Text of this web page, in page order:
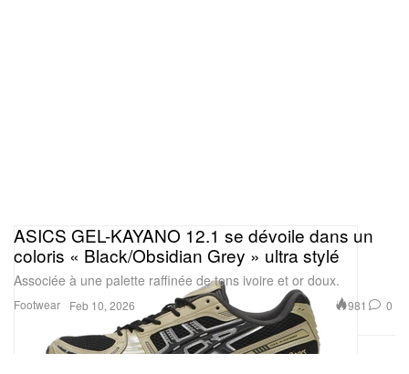
Footwear
ASICS GEL-KAYANO 12.1 se dévoile dans un
coloris « Black/Obsidian Grey » ultra stylé
Associée à une palette raffinée de tons ivoire et or doux.
Feb 10, 2026 981 0